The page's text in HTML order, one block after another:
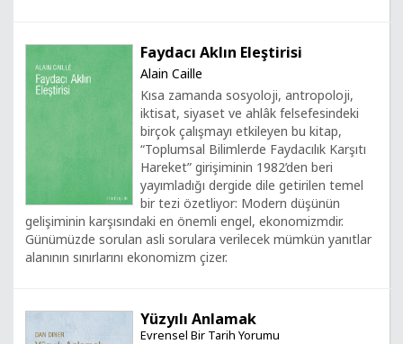
Faydacı Aklın Eleştirisi
Alain Caille
Kısa zamanda sosyoloji, antropoloji,
iktisat, siyaset ve ahlâk felsefesindeki
birçok çalışmayı etkileyen bu kitap,
“Toplumsal Bilimlerde Faydacılık Karşıtı
Hareket” girişiminin 1982’den beri
yayımladığı dergide dile getirilen temel
bir tezi özetliyor: Modern düşünün
gelişiminin karşısındaki en önemli engel, ekonomizmdir.
Günümüzde sorulan asli sorulara verilecek mümkün yanıtlar
alanının sınırlarını ekonomizm çizer.
Yüzyılı Anlamak
Evrensel Bir Tarih Yorumu